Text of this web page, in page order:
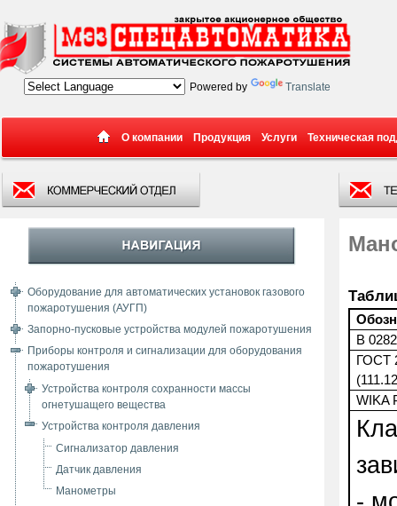
Powered by Translate
О компании Продукция Услуги Техническая
Оборудование для автоматических установок газового
пожаротушения (АУГП)
Запорно-пусковые устройства модулей пожаротушения
Приборы контроля и сигнализации для оборудования
пожаротушения
Устройства контроля сохранности массы
огнетушащего вещества
Устройства контроля давления
Сигнализатор давления
Датчик давления
Манометры
В
ГОСТ
WIKA